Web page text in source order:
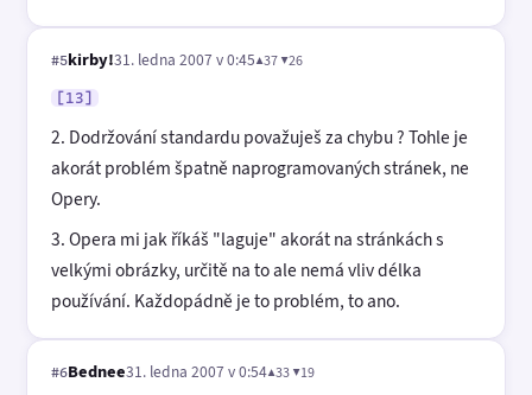
#5kirby!31. ledna 2007 v 0:45▲37 ▼26
[13]
2. Dodržování standardu považuješ za chybu ? Tohle je
akorát problém špatně naprogramovaných stránek, ne
Opery.
3. Opera mi jak říkáš "laguje" akorát na stránkách s
velkými obrázky, určitě na to ale nemá vliv délka
používání. Každopádně je to problém, to ano.
#6Bednee31. ledna 2007 v 0:54▲33 ▼19